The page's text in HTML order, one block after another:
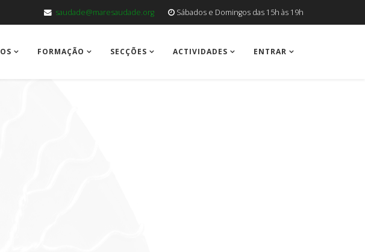
saudade@maresaudade.org Sábados e Domingos das 15h às 19h
FORMAÇÃO SECÇÕES ACTIVIDADES ENTRAR